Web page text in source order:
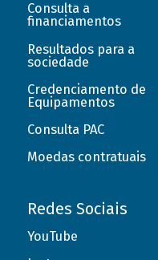
Consulta a
financiamentos
Resultados para a
sociedade
Credenciamento de
Equipamentos
Consulta PAC
Moedas contratuais
Redes Sociais
YouTube